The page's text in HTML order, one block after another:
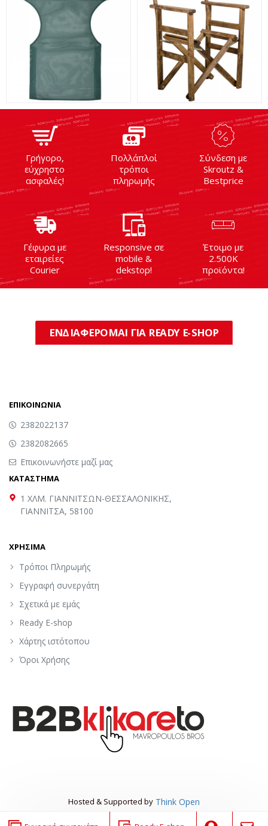
Γρήγορο,
εύχρηστο
ασφαλές!
Πολλάπλοί
τρόποι
πληρωμής
Σύνδεση με
Skroutz &
Bestprice
Γέφυρα με
εταιρείες
Courier
Responsive σε
mobile &
dekstop!
Έτοιμο με
2.500K
προϊόντα!
ΕΝΔΙΑΦΕΡΟΜΑΙ ΓΙΑ READY E-SHOP
ΕΠΙΚΟΙΝΩΝΙΑ
2382022137
2382082665
Επικοινωνήστε μαζί μας
ΚΑΤΑΣΤΗΜΑ
1 ΧΛΜ. ΓΙΑΝΝΙΤΣΩΝ-ΘΕΣΣΑΛΟΝΙΚΗΣ,
ΓΙΑΝΝΙΤΣΑ, 58100
ΧΡΗΣΙΜΑ
Τρόποι Πληρωμής
Εγγραφή συνεργάτη
Σχετικά με εμάς
Ready E-shop
Χάρτης ιστότοπου
Όροι Χρήσης
Hosted & Supported by Think Open